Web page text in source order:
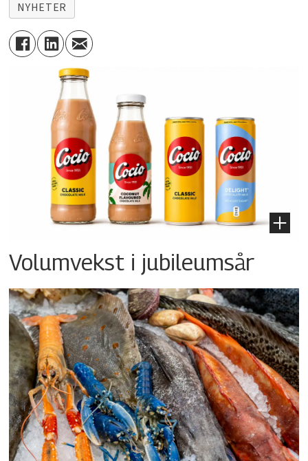
NYHETER
Volumvekst i jubileumsår